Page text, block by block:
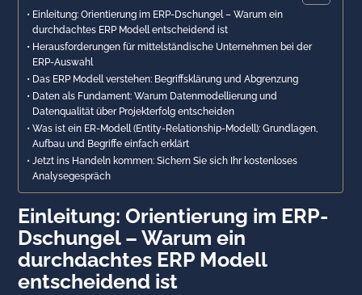
Einleitung: Orientierung im ERP-Dschungel – Warum ein
durchdachtes ERP Modell entscheidend ist
Herausforderungen für mittelständische Unternehmen bei der
ERP-Auswahl
Das ERP Modell verstehen: Begriffsklärung und Abgrenzung
Daten als Fundament: Warum Datenmodellierung und
Datenqualität über Projekterfolg entscheiden
Was ist ein ER-Modell (Entity-Relationship-Modell): Grundlagen,
Aufbau und Begriffe einfach erklärt
Jetzt ins Handeln kommen: Sichern Sie sich Ihr kostenloses
Analysegespräch
Einleitung: Orientierung im ERP-
Dschungel – Warum ein
durchdachtes ERP Modell
entscheidend ist